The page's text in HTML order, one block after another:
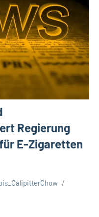
Regierung
E-Zigaretten